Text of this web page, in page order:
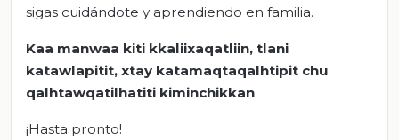
sigas cuidándote y aprendiendo en familia.
Kaa manwaa kiti kkaliixaqatliin, tlani
katawlapitit, xtay katamaqtaqalhtipit chu
qalhtawqatilhatiti kiminchikkan
¡Hasta pronto!